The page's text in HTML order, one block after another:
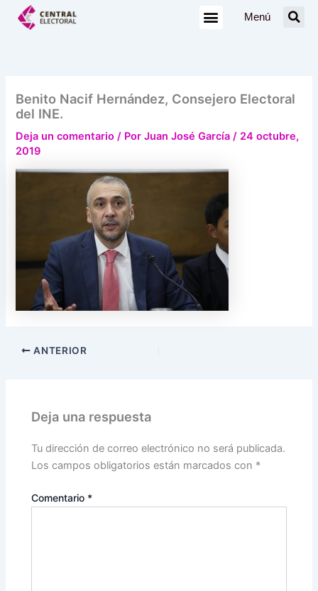
Menú
Benito Nacif Hernández, Consejero Electoral
del INE.
Deja un comentario / PorJuan José García/ 24 octubre,
2019
ANTERIOR
Deja una respuesta
Tu dirección de correo electrónico no será publicada.
Los campos obligatorios están marcados con *
Comentario *